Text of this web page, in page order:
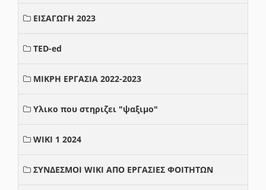
ΕΙΣΑΓΩΓΗ 2023
TED-ed
ΜΙΚΡΗ ΕΡΓΑΣΙΑ 2022-2023
Υλικο που στηριζει "ψαξιμο"
WIKI 1 2024
ΣΥΝΔΕΣΜΟΙ WIKI ΑΠΟ ΕΡΓΑΣΙΕΣ ΦΟΙΤΗΤΩΝ